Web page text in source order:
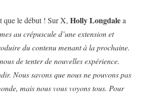
que le début ! Sur X, Holly Longdalea
au crépuscule d’une extension et
du contenu menant à la prochaine.
de tenter de nouvelles expérience.
Nous savons que nous ne pouvons pas
mais nous vous voyons tous. Pour